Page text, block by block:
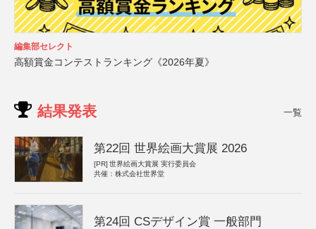
編集部セレクト
高額賞金コンテストランキング《2026年夏》
結果発表 一覧
第22回 世界絵画大賞展 2026
[PR] 世界絵画大賞展 実行委員会
共催：株式会社世界堂
第24回 CSデザイン賞 一般部門